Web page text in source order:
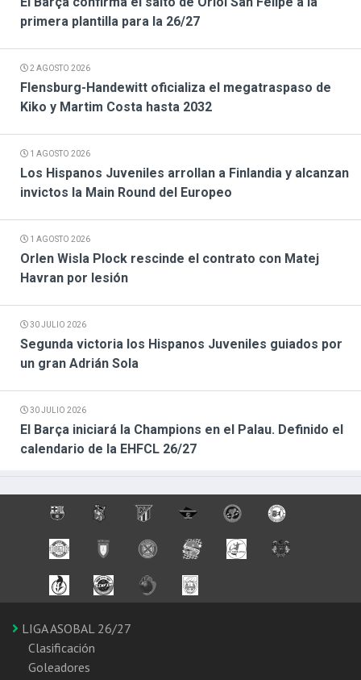
primera plantilla para la 26/27
2 AGOSTO 2026
Flensburg-Handewitt oficializa el megatraspaso de
Kiko y Martim Costa hasta 2032
1 AGOSTO 2026
Los Hispanos Juveniles arrollan a Finlandia y alcanzan
invictos la Main Round del Europeo
1 AGOSTO 2026
Orlen Wisla Plock rescinde el contrato con Matej
Havran por lesión
30 JULIO 2026
Segunda victoria los Hispanos Juveniles guiados por
un gran Adrián Sola
30 JULIO 2026
El Barça iniciará la Champions en el Palau. Definido el
calendario de la EHFCL 26/27
LIGA ASOBAL 26/27
Clasificación
Goleadores